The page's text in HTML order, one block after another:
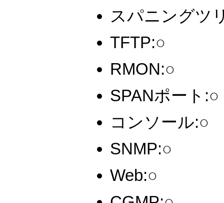
スパニングツ
TFTP:○
RMON:○
SPANポート:○
コンソール:○
SNMP:○
Web:○